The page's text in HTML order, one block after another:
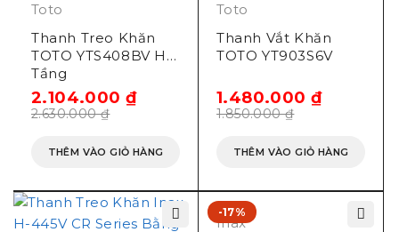
Toto
Thanh Treo Khăn
TOTO YTS408BV Hai
Tầng
2.630.000₫
2.104.000₫
THÊM VÀO GIỎ HÀNG
Toto
Thanh Vắt Khăn
TOTO YT903S6V
1.850.000₫
1.480.000₫
THÊM VÀO GIỎ HÀNG
-17%
Inax